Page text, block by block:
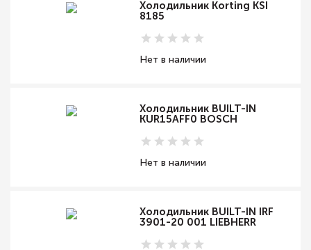
Холодильник Korting KSI
8185
Нет в наличии
Холодильник BUILT-IN
KUR15AFF0 BOSCH
Нет в наличии
Холодильник BUILT-IN IRF
3901-20 001 LIEBHERR